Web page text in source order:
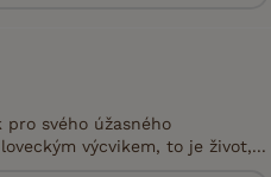
svého úžasného
výcvikem, to je život,...